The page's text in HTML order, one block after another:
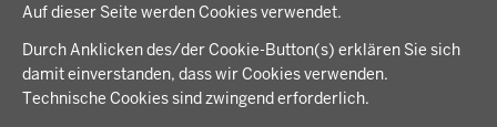
Auf dieser Seite werden Cookies verwendet.
Durch Anklicken des/der Cookie-Button(s) erklären Sie sich
damit einverstanden, dass wir Cookies verwenden.
Technische Cookies sind zwingend erforderlich.
der
Fußzeile
Bauen, Planen und Verkehr
Bildung, Schule und Sport
IM FOKUS
Energiewende AG
BEZIRKSREGIERUNG